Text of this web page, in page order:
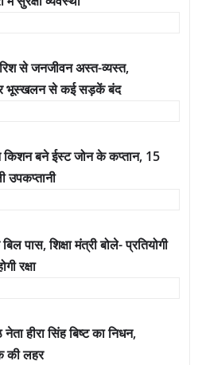
से जनजीवन अस्त-व्यस्त,
भूस्खलन से कई सड़कें बंद
किशन बने ईस्ट जोन के कप्तान, 15
उपकप्तानी
पास, शिक्षा मंत्री बोले- प्रतियोगी
रक्षा
हीरा सिंह बिष्ट का निधन,
की लहर